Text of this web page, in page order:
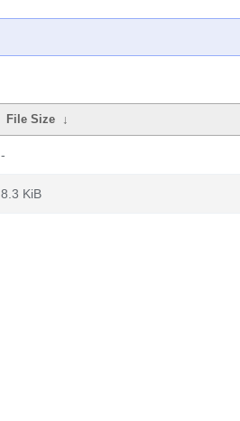
File Size ↓
-
8.3 KiB